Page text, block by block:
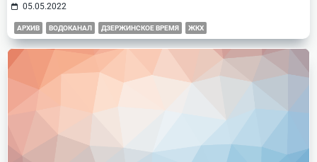
05.05.2022
АРХИВ ВОДОКАНАЛ ДЗЕРЖИНСКОЕ ВРЕМЯ ЖКХ